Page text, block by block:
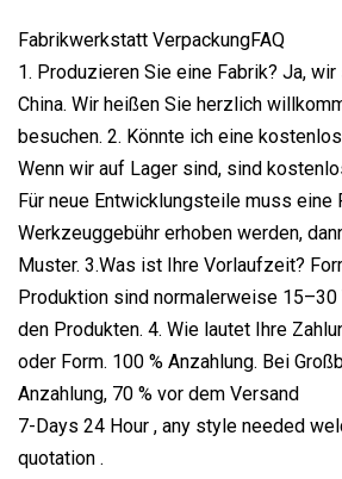
Fabrikwerkstatt VerpackungFAQ
1. Produzieren Sie eine Fabrik? Ja, wir
China. Wir heißen Sie herzlich
besuchen. 2. Könnte ich eine
Wenn wir auf Lager sind, sind
Für neue Entwicklungsteile muss eine
Werkzeuggebühr erhoben werden,
Muster. 3.Was ist Ihre Vorlaufzeit?
Produktion sind normalerweise 15–30
den Produkten. 4. Wie lautet Ihre
oder Form. 100 % Anzahlung. Bei
Anzahlung, 70 % vor dem Versand
7-Days 24 Hour , any style needed
quotation .